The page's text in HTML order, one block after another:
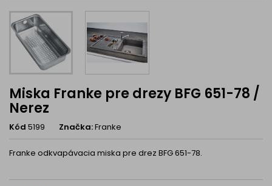
Miska Franke pre drezy BFG 651-78 /
Nerez
Kód 5199 Značka:Franke
Franke odkvapávacia miska pre drez BFG 651-78.